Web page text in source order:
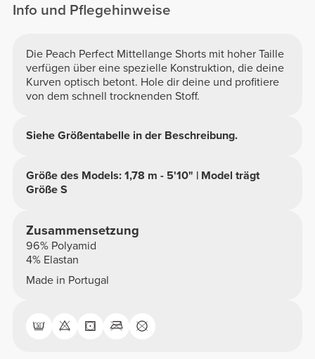
Info und Pflegehinweise
Die Peach Perfect Mittellange Shorts mit hoher Taille
verfügen über eine spezielle Konstruktion, die deine
Kurven optisch betont. Hole dir deine und profitiere
von dem schnell trocknenden Stoff.
Siehe Größentabelle in der Beschreibung.
Größe des Models: 1,78 m - 5'10" | Model trägt
Größe S
Zusammensetzung
96% Polyamid
4% Elastan
Made in Portugal